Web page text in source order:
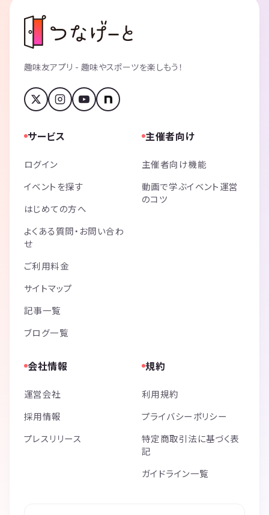
趣味友アプリ - 趣味やスポーツを楽しもう！
サービス
ログイン
イベントを探す
はじめての方へ
よくある質問・お問い合わ
せ
ご利用料金
サイトマップ
記事一覧
ブログ一覧
主催者向け
主催者向け機能
動画で学ぶイベント運営
のコツ
会社情報
運営会社
採用情報
プレスリリース
規約
利用規約
プライバシーポリシー
特定商取引法に基づく表
記
ガイドライン一覧